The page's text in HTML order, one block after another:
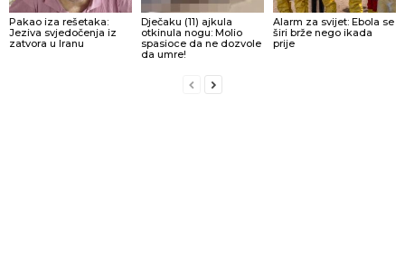
Pakao iza rešetaka:
Jeziva svjedočenja iz
zatvora u Iranu
Dječaku (11) ajkula
otkinula nogu: Molio
spasioce da ne dozvole
da umre!
Alarm za svijet: Ebola se
širi brže nego ikada
prije